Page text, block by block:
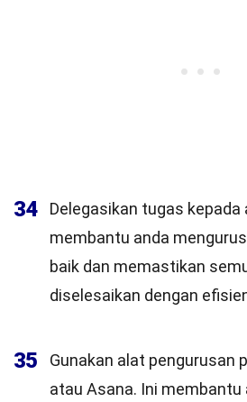
34
Delegasikan tugas kepada
membantu anda
baik dan memastikan
diselesaikan dengan
35
Gunakan alat pengurusan
atau Asana. Ini